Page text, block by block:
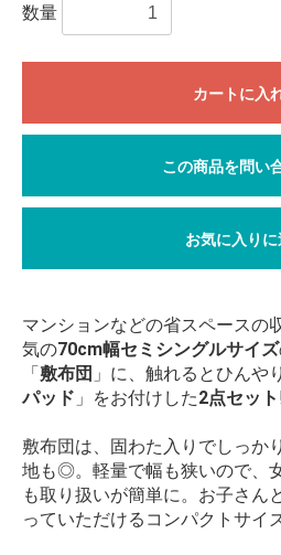
数量
カートに入
この商品を問い
お気に入り
マンションなどの省スペースの
気の70cm幅セミシングルサイズ
「敷布団 」に、触れるとひんや
パッド 」をお付けした2点セット
敷布団は、固わた入りでしっか
地も◎。軽量で幅も狭いので、
も取り扱いが簡単に。お子さん
っていただけるコンパクトサイ